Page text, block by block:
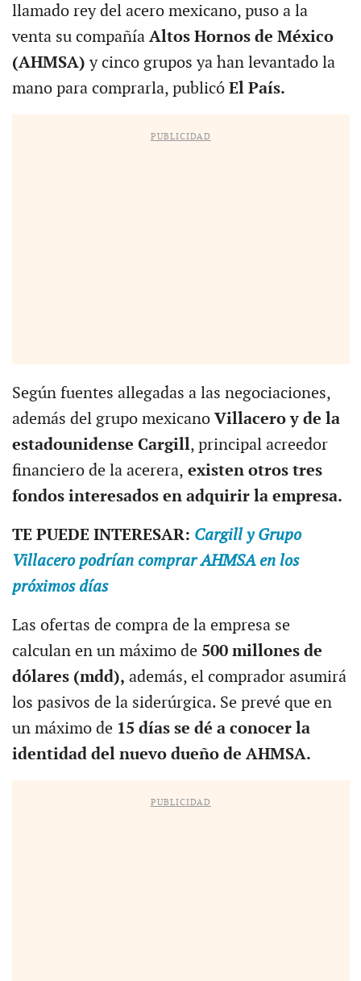
llamado rey del acero mexicano, puso a la
venta su compañía Altos Hornos de México
(AHMSA) y cinco grupos ya han levantado la
mano para comprarla, publicó El País.
PUBLICIDAD
Según fuentes allegadas a las negociaciones,
además del grupo mexicano Villacero y de la
estadounidense Cargill, principal acreedor
financiero de la acerera, existen otros tres
fondos interesados en adquirir la empresa.
TE PUEDE INTERESAR: Cargill y Grupo
Villacero podrían comprar AHMSA en los
próximos días
Las ofertas de compra de la empresa se
calculan en un máximo de 500 millones de
dólares (mdd), además, el comprador asumirá
los pasivos de la siderúrgica. Se prevé que en
un máximo de15 días se dé a conocer la
identidad del nuevo dueño de AHMSA.
PUBLICIDAD